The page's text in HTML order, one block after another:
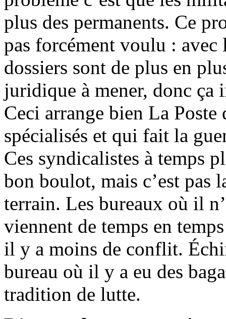
plus des permanents. Ce
pas forcément voulu :
dossiers sont de plus en
juridique à mener, donc ça
Ceci arrange bien La
spécialisés et qui fait la
Ces syndicalistes à temps
bon boulot, mais c’est pas
terrain. Les bureaux où il
viennent de temps en
il y a moins de conflit.
bureau où il y a eu des
tradition de lutte.